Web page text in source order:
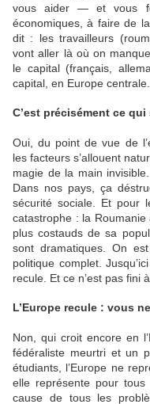
vous aider — et vous
économiques, à faire de
dit : les travailleurs
vont aller là où on
le capital (français,
capital, en Europe centrale.
C’est précisément ce qui
Oui, du point de vue de
les facteurs s’allouent
magie de la main
Dans nos pays, ça
sécurité sociale. Et pour
catastrophe : la
plus costauds de sa
sont dramatiques. On
politique complet.
recule. Et ce n’est pas fini
L’Europe recule : vous
Non, qui croit encore en
fédéraliste meurtri et un
étudiants, l’Europe ne
elle représente pour
cause de tous les